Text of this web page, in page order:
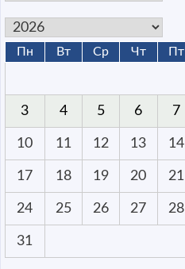
Пн Вт Ср Чт Пт
3 4 5 6 7
10 11 12 13 14
17 18 19 20 21
24 25 26 27 28
31